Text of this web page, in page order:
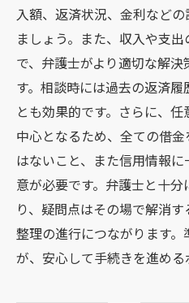
入額、返済状況、金利など
ましょう。また、収入や支
で、弁護士がより適切な解
す。相談時には過去の返済
とも効果的です。さらに、
中心となるため、全ての借
はないこと、また信用情報
意が必要です。弁護士と十
り、疑問点はその場で解消
整理の進行につながります
が、安心して手続きを進める